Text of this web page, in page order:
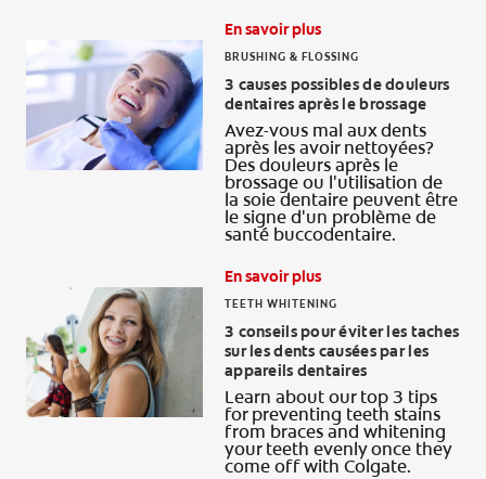
En savoir plus
BRUSHING & FLOSSING
3 causes possibles de douleurs
dentaires après le brossage
Avez-vous mal aux dents
après les avoir nettoyées?
Des douleurs après le
brossage ou l'utilisation de
la soie dentaire peuvent être
le signe d'un problème de
santé buccodentaire.
En savoir plus
TEETH WHITENING
3 conseils pour éviter les taches
sur les dents causées par les
appareils dentaires
Learn about our top 3 tips
for preventing teeth stains
from braces and whitening
your teeth evenly once they
come off with Colgate.